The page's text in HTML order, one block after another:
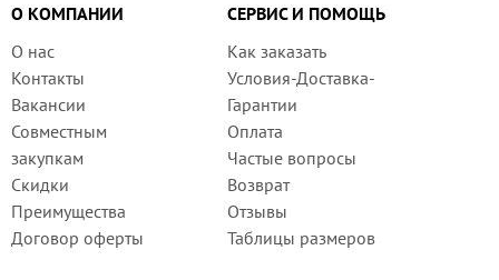
О КОМПАНИИ
СЕРВИС И ПОМОЩЬ
О нас
Контакты
Вакансии
Совместным
закупкам
Скидки
Преимущества
Договор оферты
Как заказать
Условия-Доставка-
Гарантии
Оплата
Частые вопросы
Возврат
Отзывы
Таблицы размеров